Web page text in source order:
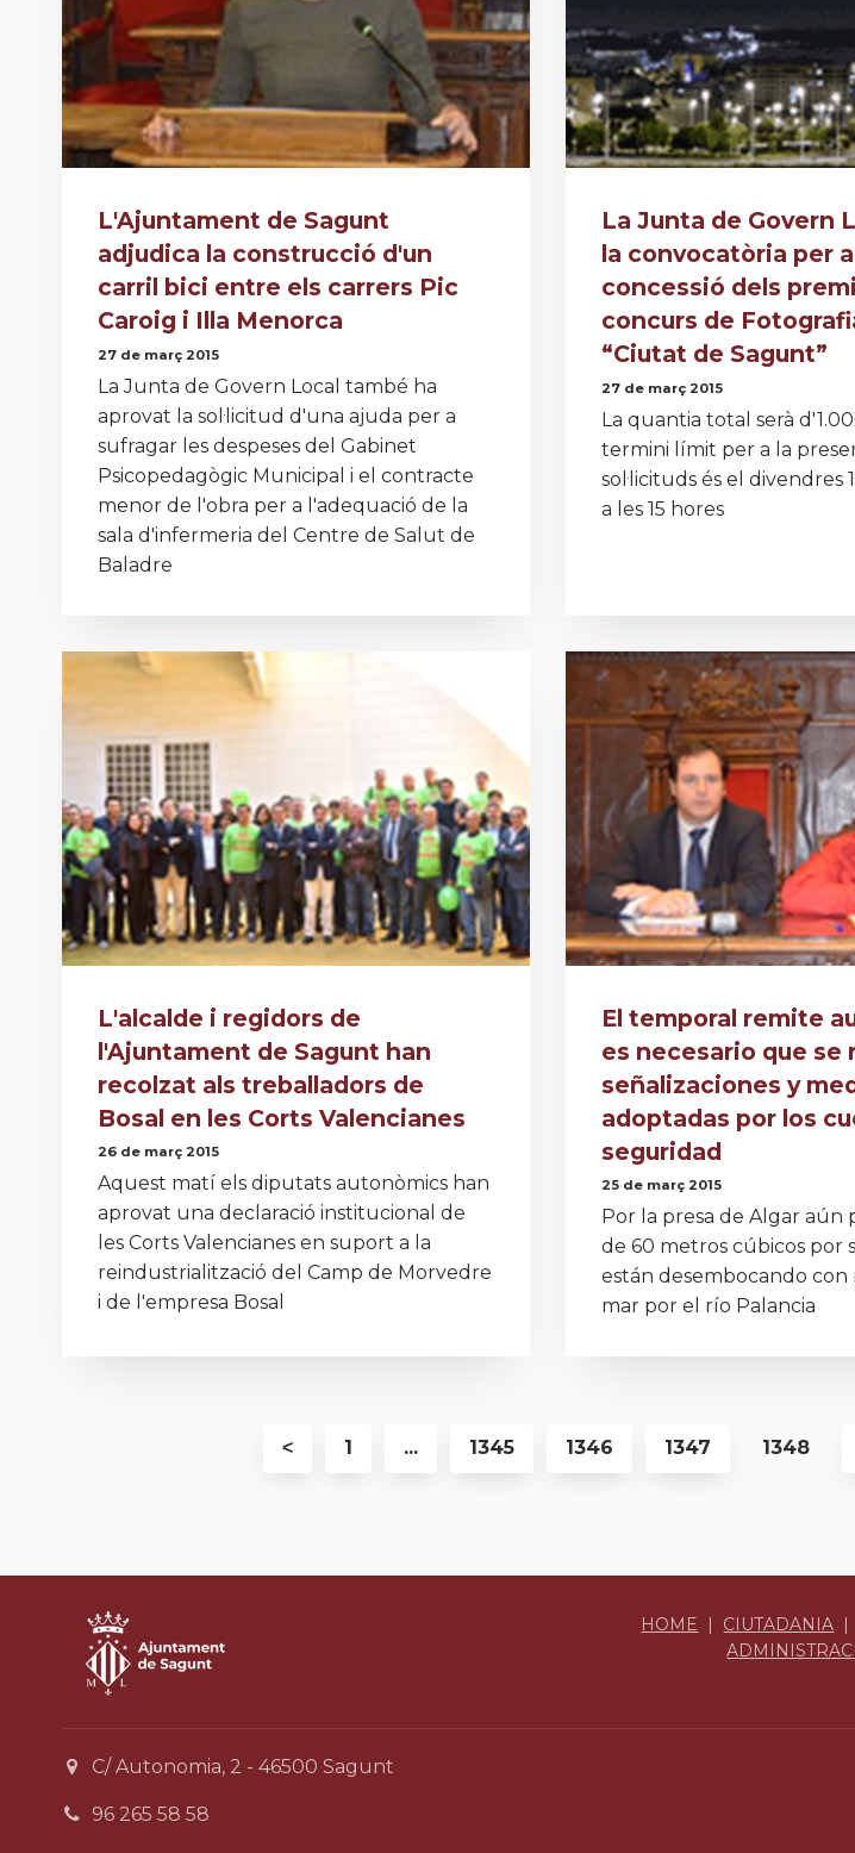
L'Ajuntament de Sagunt
adjudica la construcció d'un
carril bici entre els carrers Pic
Caroig i Illa Menorca
27 de març 2015
La Junta de Govern Local també ha
aprovat la sol·licitud d'una ajuda per a
sufragar les despeses del Gabinet
Psicopedagògic Municipal i el contracte
menor de l'obra per a l'adequació de la
sala d'infermeria del Centre de Salut de
Baladre
La Junta de Govern
la convocatòria per
concessió dels
concurs de
“Ciutat de Sagunt”
27 de març 2015
La quantia total serà
termini límit per a la
sol·licituds és el divendres
a les 15 hores
L'alcalde i regidors de
l'Ajuntament de Sagunt han
recolzat als treballadors de
Bosal en les Corts Valencianes
26 de març 2015
Aquest matí els diputats autonòmics han
aprovat una declaració institucional de
les Corts Valencianes en suport a la
reindustrialització del Camp de Morvedre
i de l'empresa Bosal
El temporal remite
es necesario que se
señalizaciones y
adoptadas por los
seguridad
25 de març 2015
Por la presa de Algar aún
de 60 metros cúbicos por
están desembocando con
mar por el río Palancia
˂ 1 ... 1345 1346 1347 1348
HOME | CIUTADANIA
C/ Autonomia, 2 - 46500 Sagunt
96 265 58 58